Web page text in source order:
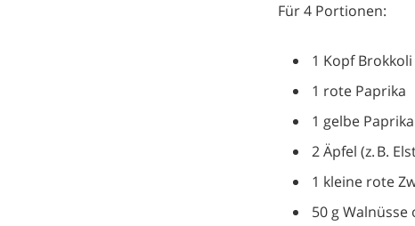
Für 4 Portionen:
1 Kopf Brokkoli
1 rote Paprika
1 gelbe Paprika
2 Äpfel (z. B.
1 kleine rote
50 g